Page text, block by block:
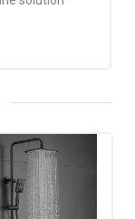
agrafage,
cet
d’entretien.